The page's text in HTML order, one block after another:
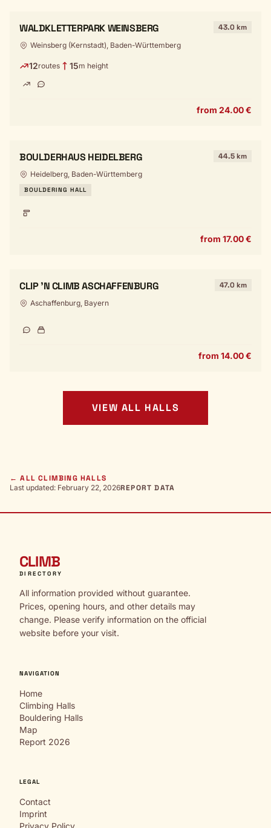
WALDKLETTERPARK WEINSBERG 43.0 km
Weinsberg (Kernstadt), Baden-Württemberg
12routes 15m height
from 24.00 €
BOULDERHAUS HEIDELBERG 44.5 km
Heidelberg, Baden-Württemberg
BOULDERING HALL
from 17.00 €
CLIP 'N CLIMB ASCHAFFENBURG 47.0 km
Aschaffenburg, Bayern
from 14.00 €
VIEW ALL HALLS
← ALL CLIMBING HALLS
Last updated: February 22, 2026REPORT DATA
CLIMB
DIRECTORY
All information provided without guarantee.
Prices, opening hours, and other details may
change. Please verify information on the official
website before your visit.
NAVIGATION
Home
Climbing Halls
Bouldering Halls
Map
Report 2026
LEGAL
Contact
Imprint
Privacy Policy